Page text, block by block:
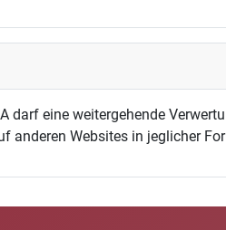
darf eine weitergehende
anderen Websites in jeglicher